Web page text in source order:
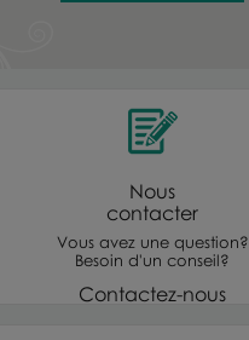
Nous
contacter
Vous avez une question?
Besoin d'un conseil?
Contactez-nous